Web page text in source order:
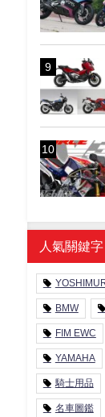
人氣關鍵字
BMW
FIM EWC
YAMAHA
騎士用品
名車圖鑑